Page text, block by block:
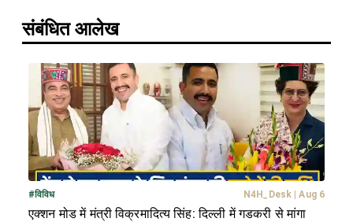
संबंधित आलेख
#विविध N4H_Desk | Aug 6
एक्शन मोड में मंत्री विक्रमादित्य सिंह: दिल्ली में गडकरी से मांगा